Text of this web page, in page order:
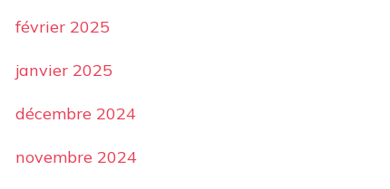
février 2025
janvier 2025
décembre 2024
novembre 2024